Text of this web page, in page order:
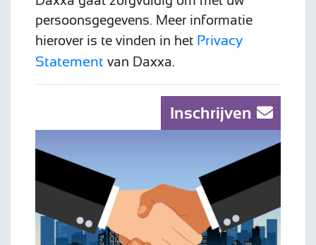
persoonsgegevens. Meer informatie
hierover is te vinden in het Privacy
Statement van Daxxa.
Inschrijven